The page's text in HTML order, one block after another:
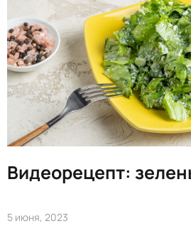
Видеорецепт:
5 июня, 2023